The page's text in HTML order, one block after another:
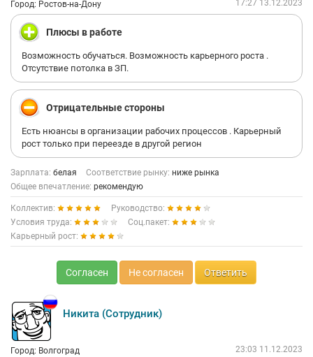
Город: Ростов-на-Дону 17:27 13.12.2023
Плюсы в работе
Возможность обучаться. Возможность карьерного роста .
Отсутствие потолка в ЗП.
Отрицательные стороны
Есть нюансы в организации рабочих процессов . Карьерный
рост только при переезде в другой регион
Зарплата: белая Соответствие рынку: ниже рынка
Общее впечатление: рекомендую
Коллектив:
Руководство:
Условия труда:
Соц.пакет:
Карьерный рост:
Согласен Не согласен Ответить
Никита (Сотрудник)
Город: Волгоград 23:03 11.12.2023